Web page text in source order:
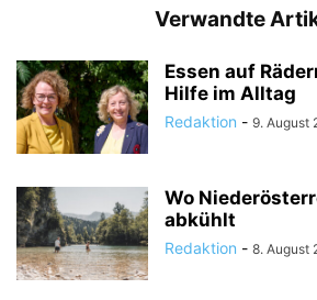
Verwandte
Essen auf
Hilfe im Alltag
Redaktion - 9. August
Wo
abkühlt
Redaktion - 8. August